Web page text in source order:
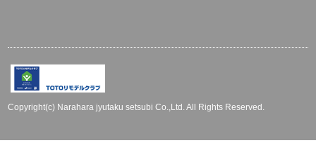
Copyright(c) Narahara jyutaku setsubi Co.,Ltd. All Rights Reserved.